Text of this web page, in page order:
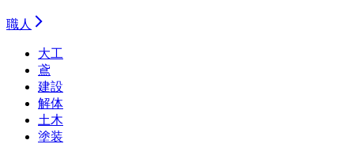
職人
大工
鳶
建設
解体
土木
塗装